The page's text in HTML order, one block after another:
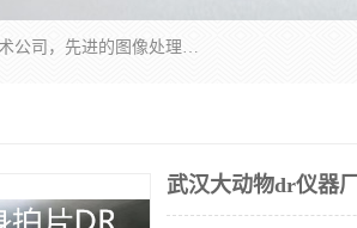
佳信电子是专门从事研发和销售X射线图像处理分析和X射线设备的高端技术公司，先进的图像处理技术帮助用户更加准确的判断图像，为科研和检测提供可靠保证，现有产品包括电力GIS探伤X射线检测系统，电力耐张线夹探伤X射线检测系统，便携式X射线，兽用图像的增强软件工具包，工业和兽用便携式DR，实验室CT，桌面CT等。
武汉大动物dr仪器